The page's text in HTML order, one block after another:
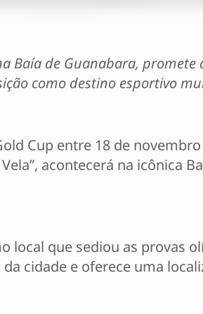
Baía de Guanabara,
como destino esportivo
Cup entre 18 de
acontecerá na icônica
que sediou as provas
cidade e oferece uma